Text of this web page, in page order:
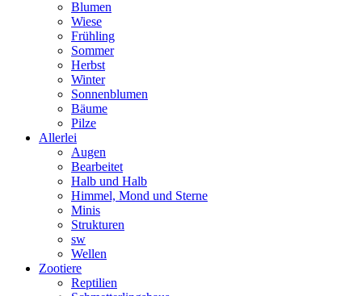
Blumen
Wiese
Frühling
Sommer
Herbst
Winter
Sonnenblumen
Bäume
Pilze
Allerlei
Augen
Bearbeitet
Halb und Halb
Himmel, Mond und Sterne
Minis
Strukturen
sw
Wellen
Zootiere
Reptilien